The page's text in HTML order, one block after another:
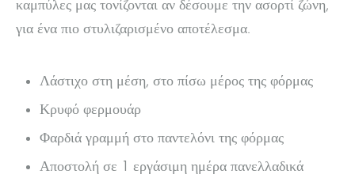
καμπύλες μας τονίζονται αν δέσουμε την ασορτί ζώνη,
για ένα πιο στυλιζαρισμένο αποτέλεσμα.
Λάστιχο στη μέση, στο πίσω μέρος της φόρμας
Κρυφό φερμουάρ
Φαρδιά γραμμή στο παντελόνι της φόρμας
Αποστολή σε 1 εργάσιμη ημέρα πανελλαδικά